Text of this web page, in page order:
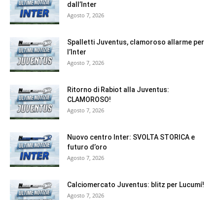
dall’Inter
Agosto 7, 2026
Spalletti Juventus, clamoroso allarme per
l’Inter
Agosto 7, 2026
Ritorno di Rabiot alla Juventus:
CLAMOROSO!
Agosto 7, 2026
Nuovo centro Inter: SVOLTA STORICA e
futuro d’oro
Agosto 7, 2026
Calciomercato Juventus: blitz per Lucumí!
Agosto 7, 2026